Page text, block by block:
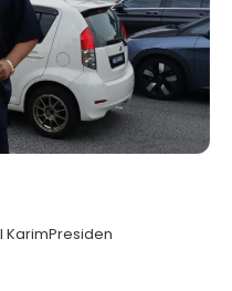
KarimPresiden